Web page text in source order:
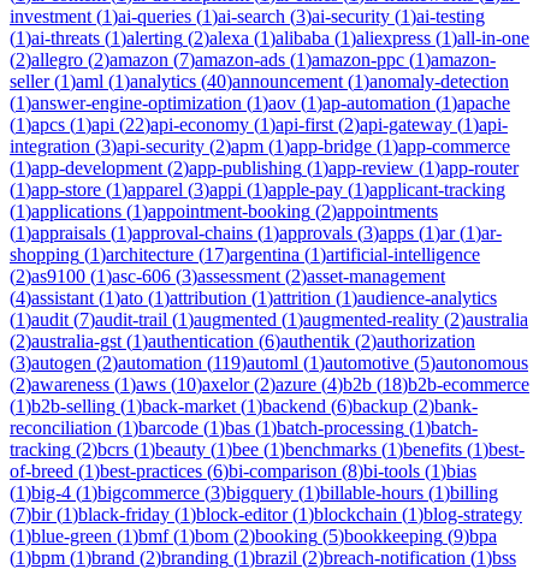
investment (1)ai-queries (1)ai-search (3)ai-security (1)ai-testing
(1)ai-threats (1)alerting (2)alexa (1)alibaba (1)aliexpress (1)all-in-one
(2)allegro (2)amazon (7)amazon-ads (1)amazon-ppc (1)amazon-
seller(1)aml (1)analytics (40)announcement (1)anomaly-detection
(1)answer-engine-optimization (1)aov (1)ap-automation (1)apache
(1)apcs (1)api (22)api-economy (1)api-first (2)api-gateway (1)api-
integration (3)api-security (2)apm (1)app-bridge (1)app-commerce
(1)app-development (2)app-publishing (1)app-review (1)app-router
(1)app-store (1)apparel (3)appi (1)apple-pay (1)applicant-tracking
(1)applications (1)appointment-booking (2)appointments
(1)appraisals (1)approval-chains (1)approvals (3)apps (1)ar(1)ar-
shopping (1)architecture (17)argentina (1)artificial-intelligence
(2)as9100 (1)asc-606 (3)assessment (2)asset-management
(4)assistant (1)ato (1)attribution (1)attrition (1)audience-analytics
(1)audit (7)audit-trail (1)augmented (1)augmented-reality (2)australia
(2)australia-gst (1)authentication (6)authentik (2)authorization
(3)autogen (2)automation (119)automl (1)automotive (5)autonomous
(2)awareness (1)aws (10)axelor(2)azure (4)b2b (18)b2b-ecommerce
(1)b2b-selling (1)back-market (1)backend (6)backup (2)bank-
reconciliation (1)barcode (1)bas (1)batch-processing (1)batch-
tracking (2)bcrs (1)beauty (1)bee (1)benchmarks (1)benefits (1)best-
of-breed (1)best-practices (6)bi-comparison (8)bi-tools (1)bias
(1)big-4 (1)bigcommerce (3)bigquery (1)billable-hours (1)billing
(7)bir(1)black-friday (1)block-editor(1)blockchain (1)blog-strategy
(1)blue-green (1)bmf(1)bom (2)booking (5)bookkeeping (9)bpa
(1)bpm (1)brand (2)branding (1)brazil (2)breach-notification (1)bss